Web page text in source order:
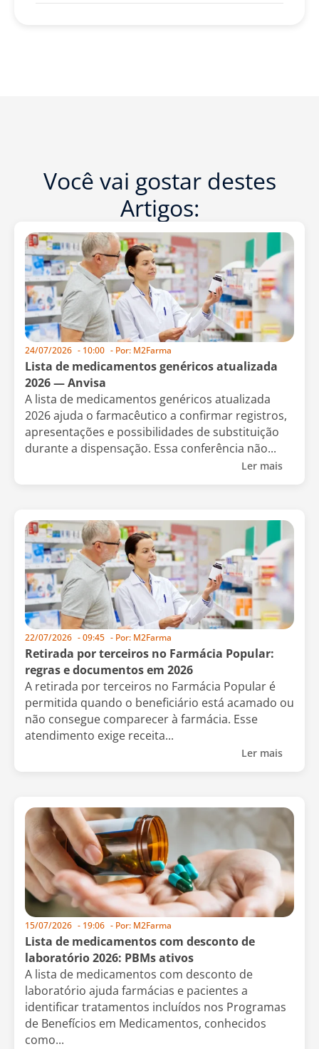
Você vai gostar destes
Artigos:
24/07/2026 - 10:00 - Por: M2Farma
Lista de medicamentos genéricos atualizada
2026 — Anvisa
A lista de medicamentos genéricos atualizada
2026 ajuda o farmacêutico a confirmar registros,
apresentações e possibilidades de substituição
durante a dispensação. Essa conferência não...
Ler mais
22/07/2026 -09:45 - Por: M2Farma
Retirada por terceiros no Farmácia Popular:
regras e documentos em 2026
A retirada por terceiros no Farmácia Popular é
permitida quando o beneficiário está acamado ou
não consegue comparecer à farmácia. Esse
atendimento exige receita...
Ler mais
15/07/2026 - 19:06 - Por: M2Farma
Lista de medicamentos com desconto de
laboratório 2026: PBMs ativos
A lista de medicamentos com desconto de
laboratório ajuda farmácias e pacientes a
identificar tratamentos incluídos nos Programas
de Benefícios em Medicamentos, conhecidos
como...